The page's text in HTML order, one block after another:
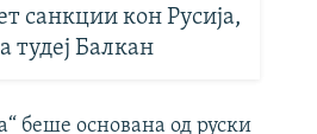
санкции кон Русија,
тудеј Балкан
беше основана од руски